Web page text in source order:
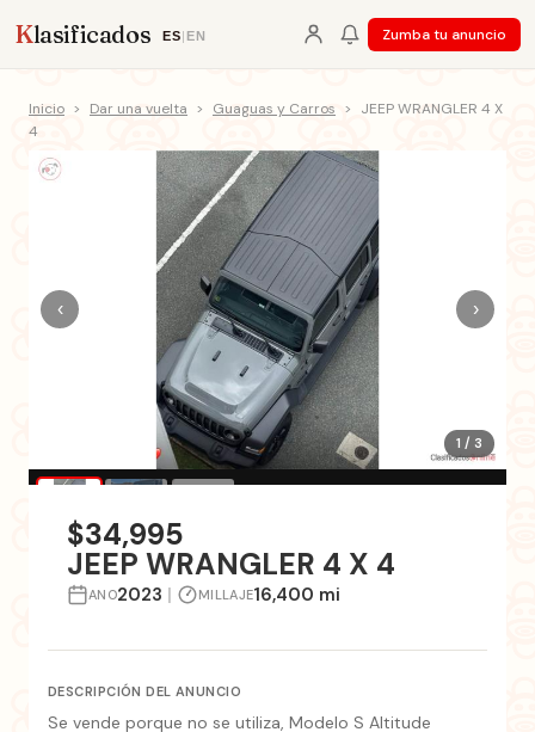
Klasificados ES| EN Zumba tu anuncio
Inicio > Dar una vuelta > Guaguas y Carros >
JEEP WRANGLER 4 X
4
1 / 3
‹ ›
$34,995
JEEP WRANGLER 4 X 4
ANO2023 | MILLAJE16,400 mi
DESCRIPCIÓN DEL ANUNCIO
Se vende porque no se utiliza, Modelo S Altitude